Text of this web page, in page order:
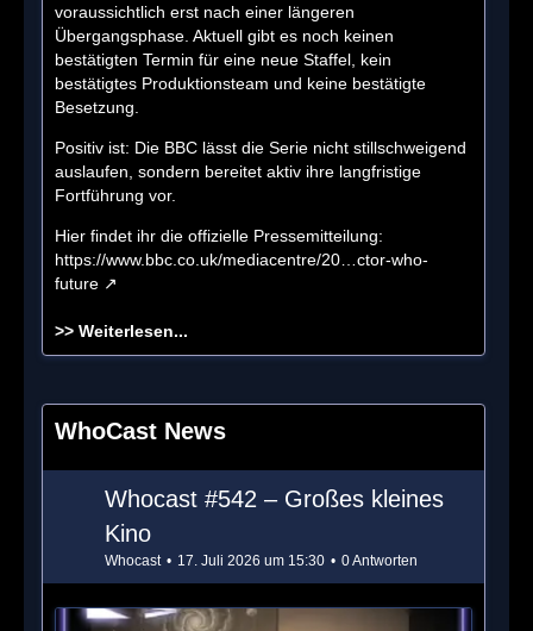
voraussichtlich erst nach einer längeren
Übergangsphase. Aktuell gibt es noch keinen
bestätigten Termin für eine neue Staffel, kein
bestätigtes Produktionsteam und keine bestätigte
Besetzung.
Positiv ist: Die BBC lässt die Serie nicht stillschweigend
auslaufen, sondern bereitet aktiv ihre langfristige
Fortführung vor.
Hier findet ihr die offizielle Pressemitteilung:
https://www.bbc.co.uk/mediacentre/20…ctor-who-
future
>> Weiterlesen...
WhoCast News
Whocast #542 – Großes kleines
Kino
Whocast 17. Juli 2026 um 15:30 0 Antworten